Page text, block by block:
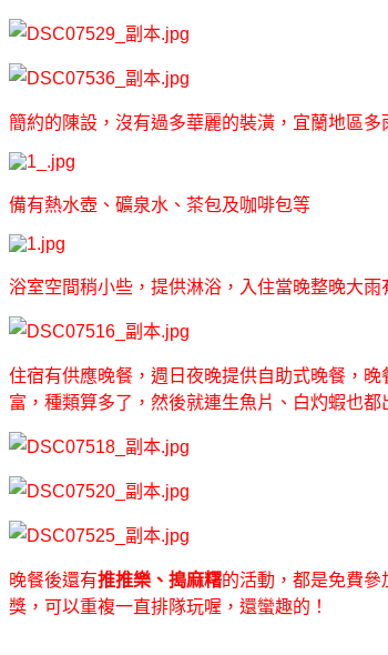
簡約的陳設，沒有過多華麗的裝潢，宜蘭地區
備有熱水壺、礦泉水、茶包及咖啡包等
浴室空間稍小些，提供淋浴，入住當晚整晚大
住宿有供應晚餐，週日夜晚提供自助式晚餐，
富，種類算多了，然後就連生魚片、白灼蝦也
晚餐後還有推推樂、搗麻糬的活動，都是免費
獎，可以重複一直排隊玩喔，還蠻趣的！